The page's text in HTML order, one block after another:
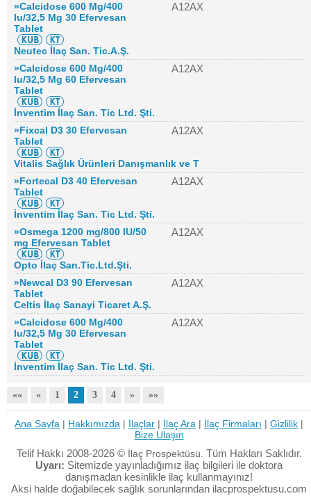
»Calcidose 600 Mg/400
Iu/32,5 Mg 30 Efervesan
Tablet
A12AX
Neutec İlaç San. Tic.A.Ş.
»Calcidose 600 Mg/400
Iu/32,5 Mg 60 Efervesan
Tablet
A12AX
İnventim İlaç San. Tic Ltd. Şti.
»Fixcal D3 30 Efervesan
Tablet
A12AX
Vitalis Sağlık Ürünleri Danışmanlık ve T
»Fortecal D3 40 Efervesan
Tablet
A12AX
İnventim İlaç San. Tic Ltd. Şti.
»Osmega 1200 mg/800 IU/50
mg Efervesan Tablet
A12AX
Opto İlaç San.Tic.Ltd.Şti.
»Newcal D3 90 Efervesan
Tablet
A12AX
Celtis İlaç Sanayi Ticaret A.Ş.
»Calcidose 600 Mg/400
Iu/32,5 Mg 30 Efervesan
Tablet
A12AX
İnventim İlaç San. Tic Ltd. Şti.
«« « 1 2 3 4 » »»
Ana Sayfa | Hakkımızda | İlaçlar | İlaç Ara | İlaç Firmaları | Gizlilik |
Bize Ulaşın
Telif Hakkı 2008-2026 © İlaç Prospektüsü. Tüm Hakları Saklıdır.
Uyarı: Sitemizde yayınladığımız ilaç bilgileri ile doktora
danışmadan kesinlikle ilaç kullanmayınız!
Aksi halde doğabilecek sağlık sorunlarından ilacprospektusu.com